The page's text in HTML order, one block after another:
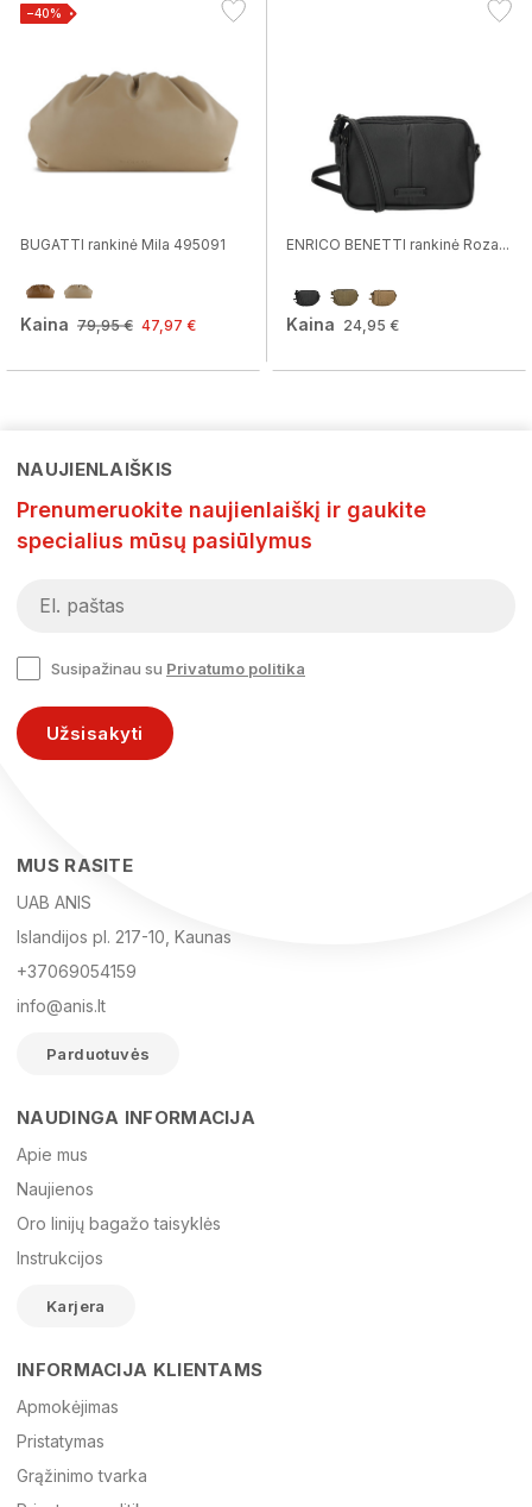
−40%
BUGATTI rankinė Mila 495091
Kaina 79,95 € 47,97 €
ENRICO BENETTI rankinė Roza...
Kaina 24,95 €
El. paštas
Žinutė
NAUJIENLAIŠKIS
Prenumeruokite naujienlaiškį ir gaukite
specialius mūsų pasiūlymus
Susipažinau su Privatumo politika
Užsisakyti
MUS RASITE
UAB ANIS
Islandijos pl. 217-10, Kaunas
+37069054159
info@anis.lt
Parduotuvės
NAUDINGA INFORMACIJA
Apie mus
Naujienos
Oro linijų bagažo taisyklės
Instrukcijos
Karjera
INFORMACIJA KLIENTAMS
Apmokėjimas
Pristatymas
Grąžinimo tvarka